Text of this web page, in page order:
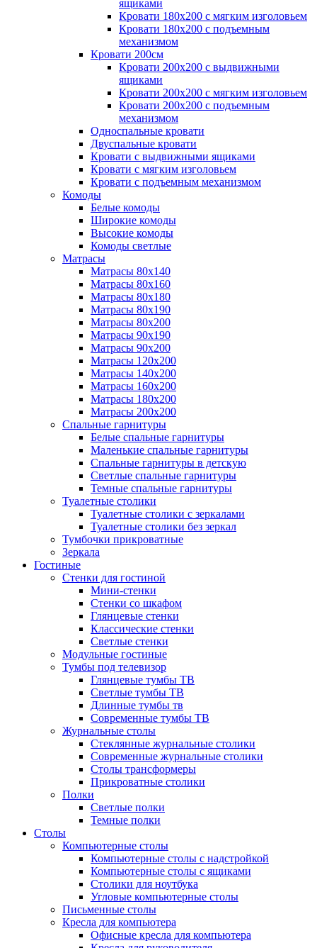
ящиками
Кровати 180х200 с мягким изголовьем
Кровати 180х200 с подъемным
механизмом
Кровати 200см
Кровати 200х200 с выдвижными
ящиками
Кровати 200х200 с мягким изголовьем
Кровати 200х200 с подъемным
механизмом
Односпальные кровати
Двуспальные кровати
Кровати с выдвижными ящиками
Кровати с мягким изголовьем
Кровати с подъемным механизмом
Комоды
Белые комоды
Широкие комоды
Высокие комоды
Комоды светлые
Матрасы
Матрасы 80х140
Матрасы 80х160
Матрасы 80х180
Матрасы 80х190
Матрасы 80х200
Матрасы 90х190
Матрасы 90х200
Матрасы 120х200
Матрасы 140х200
Матрасы 160х200
Матрасы 180х200
Матрасы 200х200
Спальные гарнитуры
Белые спальные гарнитуры
Маленькие спальные гарнитуры
Спальные гарнитуры в детскую
Светлые спальные гарнитуры
Темные спальные гарнитуры
Туалетные столики
Туалетные столики с зеркалами
Туалетные столики без зеркал
Тумбочки прикроватные
Зеркала
Гостиные
Стенки для гостиной
Мини-стенки
Стенки со шкафом
Глянцевые стенки
Классические стенки
Светлые стенки
Модульные гостиные
Тумбы под телевизор
Глянцевые тумбы ТВ
Светлые тумбы ТВ
Длинные тумбы тв
Современные тумбы ТВ
Журнальные столы
Стеклянные журнальные столики
Современные журнальные столики
Столы трансформеры
Прикроватные столики
Полки
Светлые полки
Темные полки
Столы
Компьютерные столы
Компьютерные столы с надстройкой
Компьютерные столы с ящиками
Столики для ноутбука
Угловые компьютерные столы
Письменные столы
Кресла для компьютера
Офисные кресла для компьютера